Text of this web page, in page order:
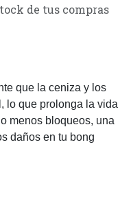
de tus compras
que la ceniza y los
lo que prolonga la vida
menos bloqueos, una
daños en tu bong